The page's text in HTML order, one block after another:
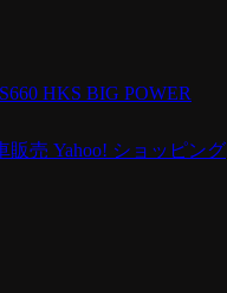
S660 HKS BIG POWER
販売 Yahoo! ショッピング